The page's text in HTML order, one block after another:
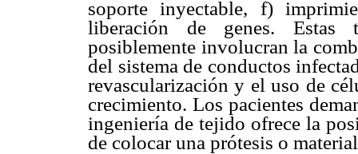
soporte inyectable, f)
liberación de genes. Estas
posiblemente involucran la
del sistema de conductos
revascularización y el uso de
crecimiento. Los pacientes
ingeniería de tejido ofrece la
de colocar una prótesis o